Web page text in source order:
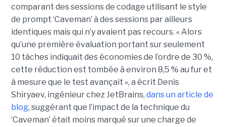
comparant des sessions de codage utilisant le style
de prompt ‘Caveman’ à des sessions par ailleurs
identiques mais qui n’y avaient pas recours. « Alors
qu’une première évaluation portant sur seulement
10 tâches indiquait des économies de l’ordre de 30 %,
cette réduction est tombée à environ 8,5 % au fur et
à mesure que le test avançait », a écrit Denis
Shiryaev, ingénieur chez JetBrains, dans un article de
blog, suggérant que l’impact de la technique du
‘Caveman’ était moins marqué sur une charge de